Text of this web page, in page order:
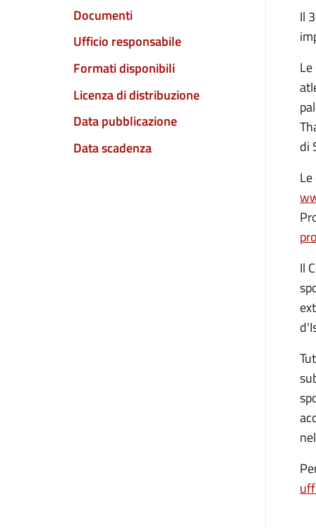
Documenti
Ufficio responsabile
Formati disponibili
Licenza di distribuzione
Data pubblicazione
Data scadenza
Il
di
Il